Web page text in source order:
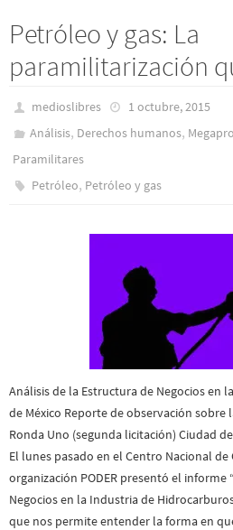
Petróleo y gas: La
paramilitarización
medioslibres
1 octubre, 2015
Análisis, Derechos humanos,
Paramilitares
Petróleo, Petróleo y gas
Análisis de la Estructura de Negocios en
de México Reporte de observación sobre
Ronda Uno (segunda licitación) Ciudad
El lunes pasado en el Centro Nacional
organización PODER presentó el informe
Negocios en la Industria de
que nos permite entender la forma en